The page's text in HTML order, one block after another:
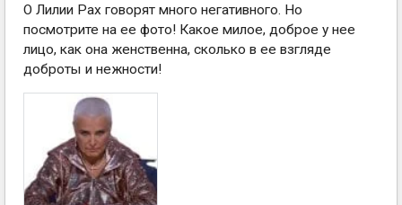
О Лилии Рах говорят много негативного. Но
посмотрите на ее фото! Какое милое, доброе у нее
лицо, как она женственна, сколько в ее взгляде
доброты и нежности!